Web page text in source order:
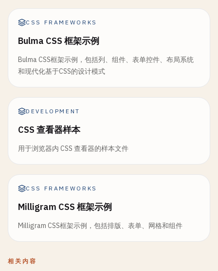
CSS FRAMEWORKS
Bulma CSS 框架示例
Bulma CSS框架示例，包括列、组件、表单控件、布局系统
和现代化基于CSS的设计模式
DEVELOPMENT
CSS 查看器样本
用于浏览器内 CSS 查看器的样本文件
CSS FRAMEWORKS
Milligram CSS 框架示例
Milligram CSS框架示例，包括排版、表单、网格和组件
相关内容